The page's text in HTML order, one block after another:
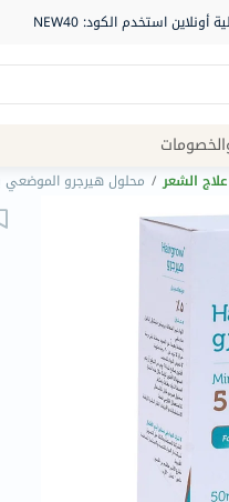
علاج الشعر / محلول هيرجرو الموضعي بتركيز